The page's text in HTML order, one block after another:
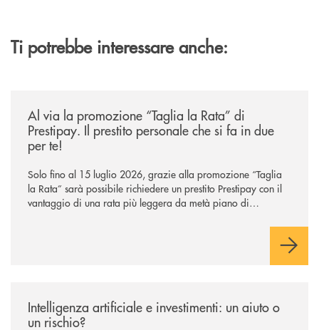
Ti potrebbe interessare anche:
Al via la promozione “Taglia la Rata” di
Prestipay. Il prestito personale che si fa in due
per te!
Solo fino al 15 luglio 2026, grazie alla promozione “Taglia
la Rata” sarà possibile richiedere un prestito Prestipay con il
vantaggio di una rata più leggera da metà piano di
Intelligenza artificiale e investimenti: un aiuto o
un rischio?